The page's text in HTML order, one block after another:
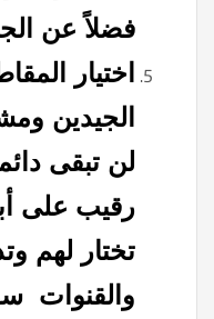
فضلاً عن
اختيار
الجيدين
لن تبقى
تختار لهم
والقنوات